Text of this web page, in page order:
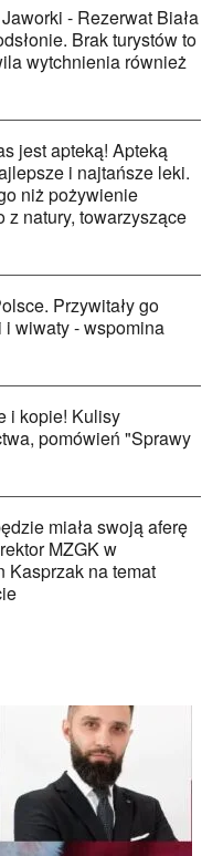
- Rezerwat Biała
Brak turystów to
wytchnienia również
jest apteką! Apteką
i najtańsze leki.
niż pożywienie
z natury, towarzyszące
Przywitały go
i wiwaty - wspomina
i kopie! Kulisy
pomówień "Sprawy
miała swoją aferę
MZGK w
Kasprzak na temat